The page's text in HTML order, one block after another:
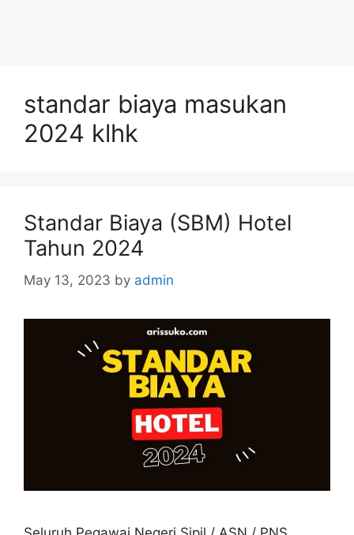
standar biaya masukan
2024 klhk
Standar Biaya (SBM) Hotel
Tahun 2024
May 13, 2023 by admin